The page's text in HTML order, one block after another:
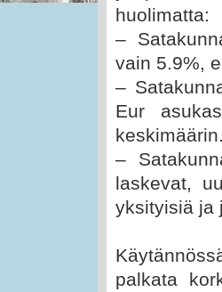
huolimatta:
–
vain 5.9%,
–
Eur
keskimäärin.
–
laskevat,
yksityisiä ja
palkata